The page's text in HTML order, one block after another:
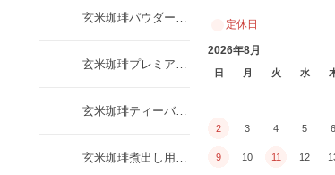
玄米珈琲パウダータイプ
玄米珈琲プレミアムスティックタイプ
玄米珈琲ティーバッグタイプ
玄米珈琲煮出し用粒タイプ
定休日
2026年8月
日 月 火 水
2 3 4 5 6
9 10 11 12